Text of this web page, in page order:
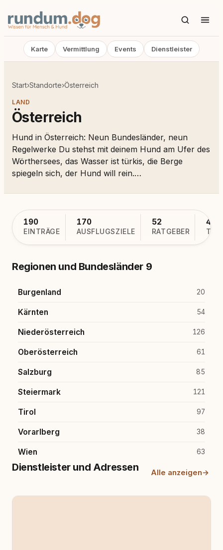
Karte Vermittlung Events Dienstleister
Start›Standorte›Österreich
LAND
Österreich
Hund in Österreich: Neun Bundesländer, neun
Regelwerke Du stehst mit deinem Hund am Ufer des
Wörthersees, das Wasser ist türkis, die Berge
spiegeln sich, der Hund will rein.…
190
EINTRÄGE
170
AUSFLUGSZIELE
52
RATGEBER
45
Regionen und Bundesländer 9
Burgenland 20
Kärnten 54
Niederösterreich 126
Oberösterreich 61
Salzburg 85
Steiermark 121
Tirol 97
Vorarlberg 38
Wien 63
Dienstleister und Adressen Alle anzeigen→